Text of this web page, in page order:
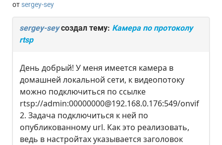
от sergey-sey
sergey-seyсоздал тему: Камера по протоколу
rtsp
День добрый! У меня имеется камера в
домашней локальной сети, к видеопотоку
можно подключиться по ссылке
rtsp://admin:00000000@192.168.0.176:549/onvif
2. Задача подключиться к ней по
опубликованному url. Как это реализовать,
ведь в настройтах указывается заголовок